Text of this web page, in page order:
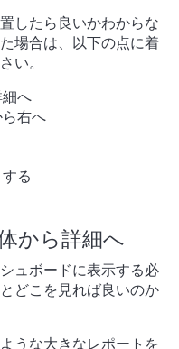
したら良いかわからな
場合は、以下の点に着
い。
へ
右へ
る
から詳細へ
ュボードに表示する必
どこを見れば良いのか
うな大きなレポートを